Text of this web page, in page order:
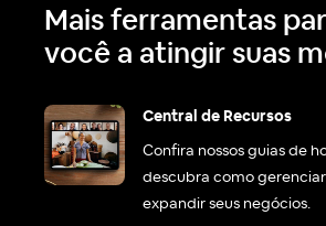
Mais ferramentas
você a atingir suas
Central de Recursos
Confira nossos guias de
descubra como
expandir seus negócios.